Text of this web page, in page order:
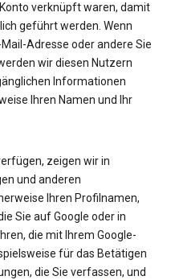
verknüpft waren, damit
geführt werden. Wenn
Adresse oder andere Sie
wir diesen Nutzern
Informationen
Ihren Namen und Ihr
zeigen wir in
und anderen
Ihren Profilnamen,
Sie auf Google oder in
die mit Ihrem Google-
für das Betätigen
die Sie verfassen, und